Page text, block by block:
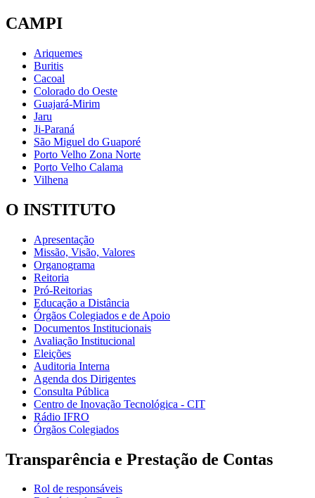
CAMPI
Ariquemes
Buritis
Cacoal
Colorado do Oeste
Guajará-Mirim
Jaru
Ji-Paraná
São Miguel do Guaporé
Porto Velho Zona Norte
Porto Velho Calama
Vilhena
O INSTITUTO
Apresentação
Missão, Visão, Valores
Organograma
Reitoria
Pró-Reitorias
Educação a Distância
Órgãos Colegiados e de Apoio
Documentos Institucionais
Avaliação Institucional
Eleições
Auditoria Interna
Agenda dos Dirigentes
Consulta Pública
Centro de Inovação Tecnológica - CIT
Rádio IFRO
Órgãos Colegiados
Transparência e Prestação de Contas
Rol de responsáveis